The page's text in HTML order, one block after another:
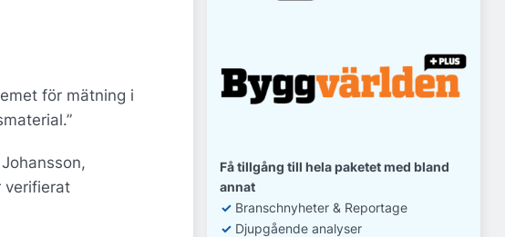
för mätning i
verifierat
Få tillgång till hela paketet med bland
annat
✓ Branschnyheter & Reportage
✓ Djupgående analyser